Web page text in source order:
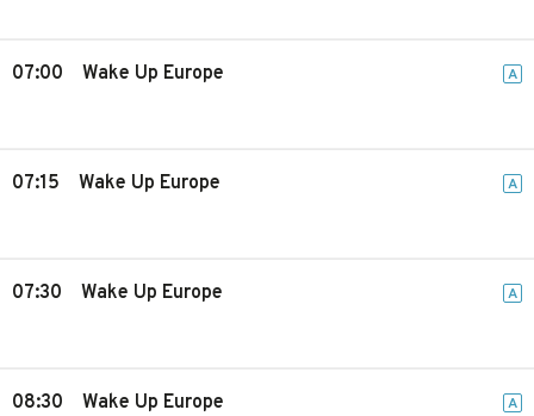
07:00 Wake Up Europe A
07:15 Wake Up Europe A
07:30 Wake Up Europe A
08:30 Wake Up Europe A